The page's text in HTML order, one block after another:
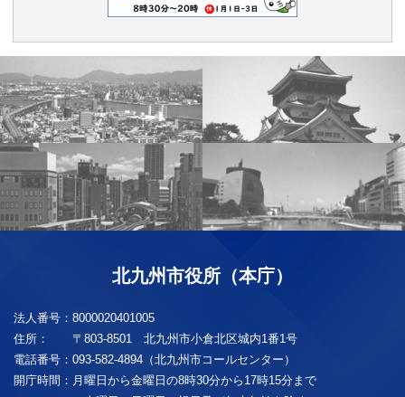
北九州市役所（本庁）
法人番号： 8000020401005
住所：
〒803-8501 北九州市小倉北区城内1番1号
電話番号： 093-582-4894（北九州市コールセンター）
開庁時間： 月曜日から金曜日の8時30分から17時15分まで